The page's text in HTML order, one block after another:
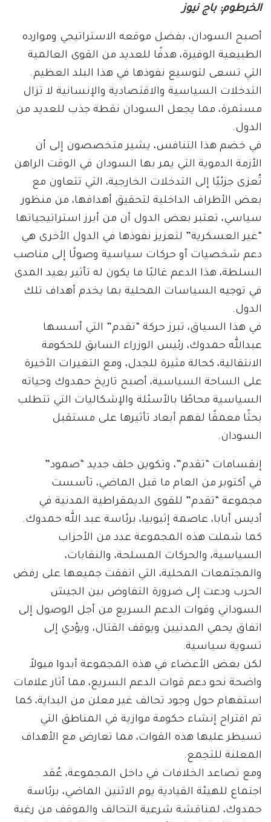
الخرطوم: باج نيوز
أصبح السودان، بفضل موقعه الاستراتيجي وموارده
الطبيعية الوفيرة، هدفًا للعديد من القوى العالمية
التي تسعى لتوسيع نفوذها في هذا البلد العظيم.
التدخلات السياسية والاقتصادية والإنسانية لا تزال
مستمرة، مما يجعل السودان نقطة جذب للعديد من
الدول.
في خضم هذا التنافس، يشير متخصصون إلى أن
الأزمة الدموية التي يمر بها السودان في الوقت الراهن
تُعزى جزئيًا إلى التدخلات الخارجية، التي تتعاون مع
بعض الأطراف الداخلية لتحقيق أهدافها، من منظور
سياسي، تعتبر بعض الدول أن من أبرز استراتيجياتها
“غير العسكرية” لتعزيز نفوذها في الدول الأخرى هي
دعم شخصيات أو حركات سياسية وصولًا إلى مناصب
السلطة، هذا الدعم غالبًا ما يكون له تأثير بعيد المدى
في توجيه السياسات المحلية بما يخدم أهداف تلك
الدول.
في هذا السياق، تبرز حركة “تقدم” التي أسسها
عبدالله حمدوك، رئيس الوزراء السابق للحكومة
الانتقالية، كحالة مثيرة للجدل، ومع التغيرات الأخيرة
على الساحة السياسية، أصبح تاريخ حمدوك وحياته
السياسية محاطًا بالأسئلة والإشكاليات التي تتطلب
بحثًا معمقًا لفهم أبعاد تأثيرها على مستقبل
السودان.
إنقسامات “تقدم”، وتكوين حلف جديد “صمود”
في أكتوبر من العام ما قبل الماضي، تأسست
مجموعة “تقدم” للقوى الديمقراطية المدنية في
أديس أبابا، عاصمة إثيوبيا، برئاسة عبد الله حمدوك.
كما شملت هذه المجموعة عدد من الأحزاب
السياسية، والحركات المسلحة، والنقابات،
والمجتمعات المحلية، التي اتفقت جميعها على رفض
الحرب ودعت إلى ضرورة التفاوض بين الجيش
السوداني وقوات الدعم السريع من أجل الوصول إلى
اتفاق يحمي المدنيين ويوقف القتال، ويؤدي إلى
تسوية سياسية.
لكن بعض الأعضاء في هذه المجموعة أبدوا ميولاً
واضحة نحو دعم قوات الدعم السريع، مما أثار علامات
استفهام حول وجود تحالف غير معلن من البداية، كما
تم اقتراح إنشاء حكومة موازية في المناطق التي
تسيطر عليها هذه القوات، مما تعارض مع الأهداف
المعلنة للتجمع.
ومع تصاعد الخلافات في داخل المجموعة، عُقد
اجتماع للهيئة القيادية يوم الاثنين الماضي، برئاسة
حمدوك، لمناقشة شرعية التحالف والموقف من رغبة